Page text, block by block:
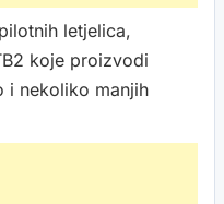
letjelica,
koje proizvodi
i nekoliko manjih